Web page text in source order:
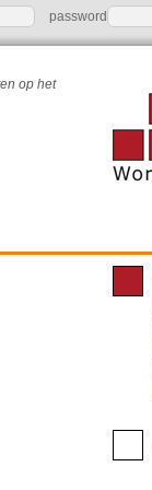
password
op het